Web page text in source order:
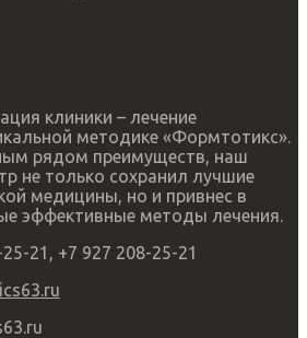
клиники – лечение
методике «Формтотикс».
рядом преимуществ, наш
не только сохранил лучшие
медицины, но и привнес в
эффективные методы лечения.
21, +7 927 208-25-21